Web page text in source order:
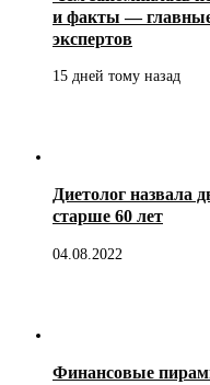
и факты —
экспертов
15 дней тому назад
Диетолог назвала
старше 60 лет
04.08.2022
Финансовые